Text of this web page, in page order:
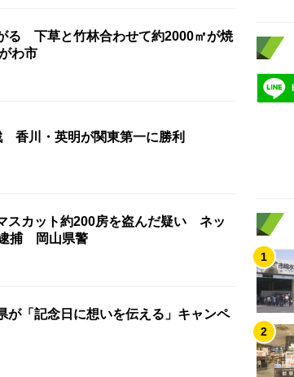
る 下草と竹林合わせて約2000㎡が焼
わ市
香川・英明が関東第一に勝利
スカット約200房を盗んだ疑い ネッ
捕 岡山県警
「記念日に想いを伝える」キャンペ
1
2